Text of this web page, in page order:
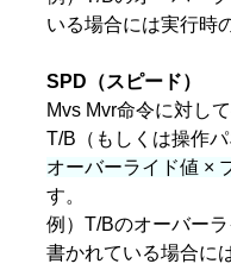
いる場合には実行時
SPD（スピード）
Mvs Mvr命令に対し
T/B（もしくは操作
オーバーライド値 ×
す。
例）T/Bのオーバー
書かれている場合に